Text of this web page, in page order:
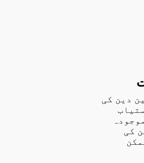
دین کی
کی